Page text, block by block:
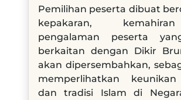
Pemilihan peserta dibuat
kepakaran,
pengalaman peserta
berkaitan dengan Dikir
akan dipersembahkan,
memperlihatkan
dan tradisi Islam di